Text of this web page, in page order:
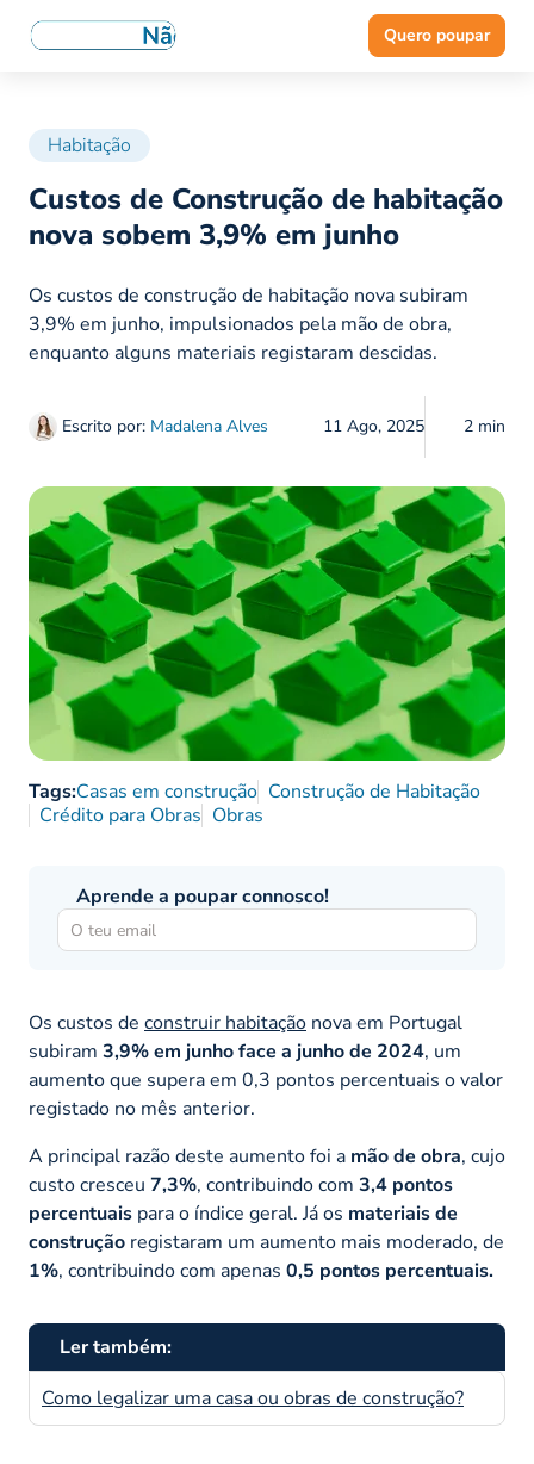
Quero poupar
Habitação
Custos de Construção de habitação
nova sobem 3,9% em junho
Escrito por: Madalena Alves 11 Ago, 2025 2 min
Os custos de construção de habitação nova subiram
3,9% em junho, impulsionados pela mão de obra,
enquanto alguns materiais registaram descidas.
Tags:Casas em construção Construção de Habitação
Crédito para Obras Obras
Aprende a poupar connosco!
Os custos de construir habitação nova em Portugal
subiram 3,9% em junho face a junho de 2024, um
aumento que supera em 0,3 pontos percentuais o valor
registado no mês anterior.
A principal razão deste aumento foi a mão de obra, cujo
custo cresceu 7,3%, contribuindo com 3,4 pontos
percentuais para o índice geral. Já os materiais de
construção registaram um aumento mais moderado, de
1%, contribuindo com apenas 0,5 pontos percentuais.
Ler também:
Como legalizar uma casa ou obras de construção?